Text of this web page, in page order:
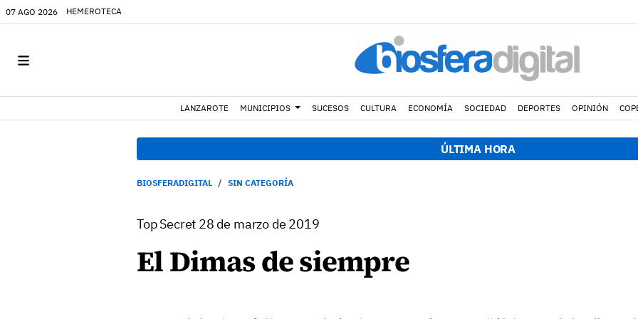
07 AGO 2026 HEMEROTECA
LANZAROTE MUNICIPIOS SUCESOS CULTURA ECONOMÍA SOCIEDAD DEPORTES OPINIÓN
ÚLTIMA HORA
BIOSFERADIGITAL SIN CATEGORÍA
Top Secret 28 de marzo de 2019
El Dimas de siempre